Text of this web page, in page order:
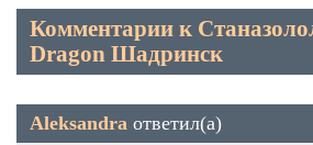
Комментарии к
Dragon Шадринск
Aleksandra ответил(а)